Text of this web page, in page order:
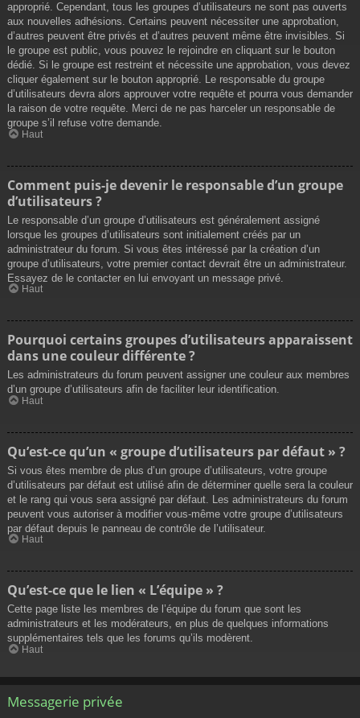
approprié. Cependant, tous les groupes d’utilisateurs ne sont pas ouverts
aux nouvelles adhésions. Certains peuvent nécessiter une approbation,
d’autres peuvent être privés et d’autres peuvent même être invisibles. Si
le groupe est public, vous pouvez le rejoindre en cliquant sur le bouton
dédié. Si le groupe est restreint et nécessite une approbation, vous devez
cliquer également sur le bouton approprié. Le responsable du groupe
d’utilisateurs devra alors approuver votre requête et pourra vous demander
la raison de votre requête. Merci de ne pas harceler un responsable de
groupe s’il refuse votre demande.
Haut
Comment puis-je devenir le responsable d’un groupe
d’utilisateurs ?
Le responsable d’un groupe d’utilisateurs est généralement assigné
lorsque les groupes d’utilisateurs sont initialement créés par un
administrateur du forum. Si vous êtes intéressé par la création d’un
groupe d’utilisateurs, votre premier contact devrait être un administrateur.
Essayez de le contacter en lui envoyant un message privé.
Haut
Pourquoi certains groupes d’utilisateurs apparaissent
dans une couleur différente ?
Les administrateurs du forum peuvent assigner une couleur aux membres
d’un groupe d’utilisateurs afin de faciliter leur identification.
Haut
Qu’est-ce qu’un « groupe d’utilisateurs par défaut » ?
Si vous êtes membre de plus d’un groupe d’utilisateurs, votre groupe
d’utilisateurs par défaut est utilisé afin de déterminer quelle sera la couleur
et le rang qui vous sera assigné par défaut. Les administrateurs du forum
peuvent vous autoriser à modifier vous-même votre groupe d’utilisateurs
par défaut depuis le panneau de contrôle de l’utilisateur.
Haut
Qu’est-ce que le lien « L’équipe » ?
Cette page liste les membres de l’équipe du forum que sont les
administrateurs et les modérateurs, en plus de quelques informations
supplémentaires tels que les forums qu’ils modèrent.
Haut
Messagerie privée